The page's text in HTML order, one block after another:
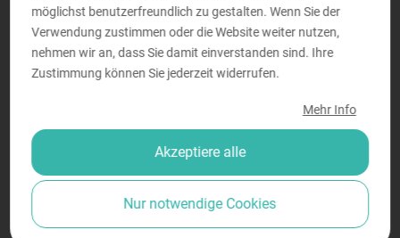
Zuverlässige Lieferung
Gütesiegel
möglichst benutzerfreundlich zu gestalten. Wenn Sie der
Verwendung zustimmen oder die Website weiter nutzen,
nehmen wir an, dass Sie damit einverstanden sind. Ihre
Zustimmung können Sie jederzeit widerrufen.
Mehr Info
Akzeptiere alle
Nur notwendige Cookies